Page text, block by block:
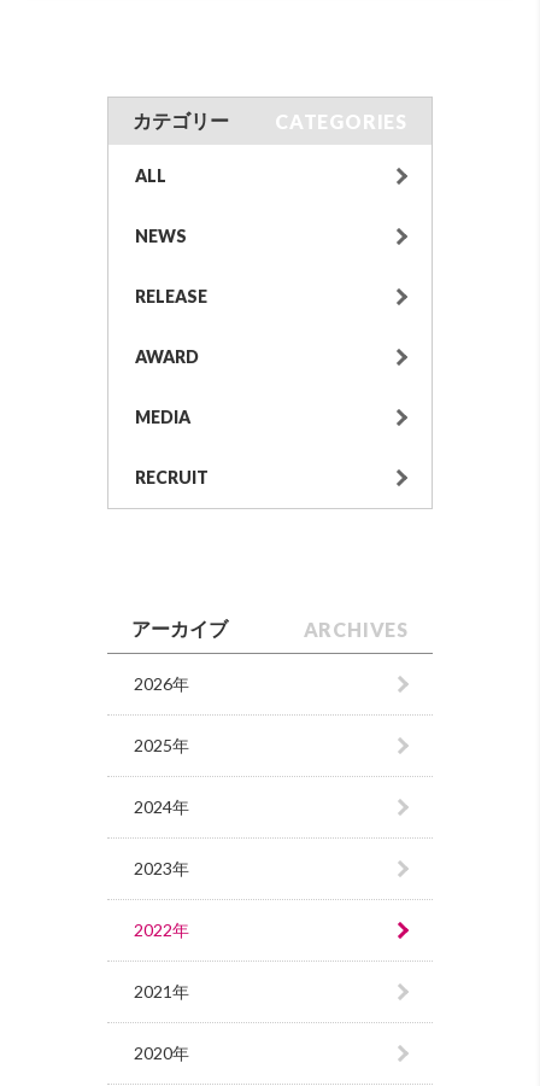
カテゴリー CATEGORIES
ALL
NEWS
RELEASE
AWARD
MEDIA
RECRUIT
アーカイブ ARCHIVES
2026年
2025年
2024年
2023年
2022年
2021年
2020年